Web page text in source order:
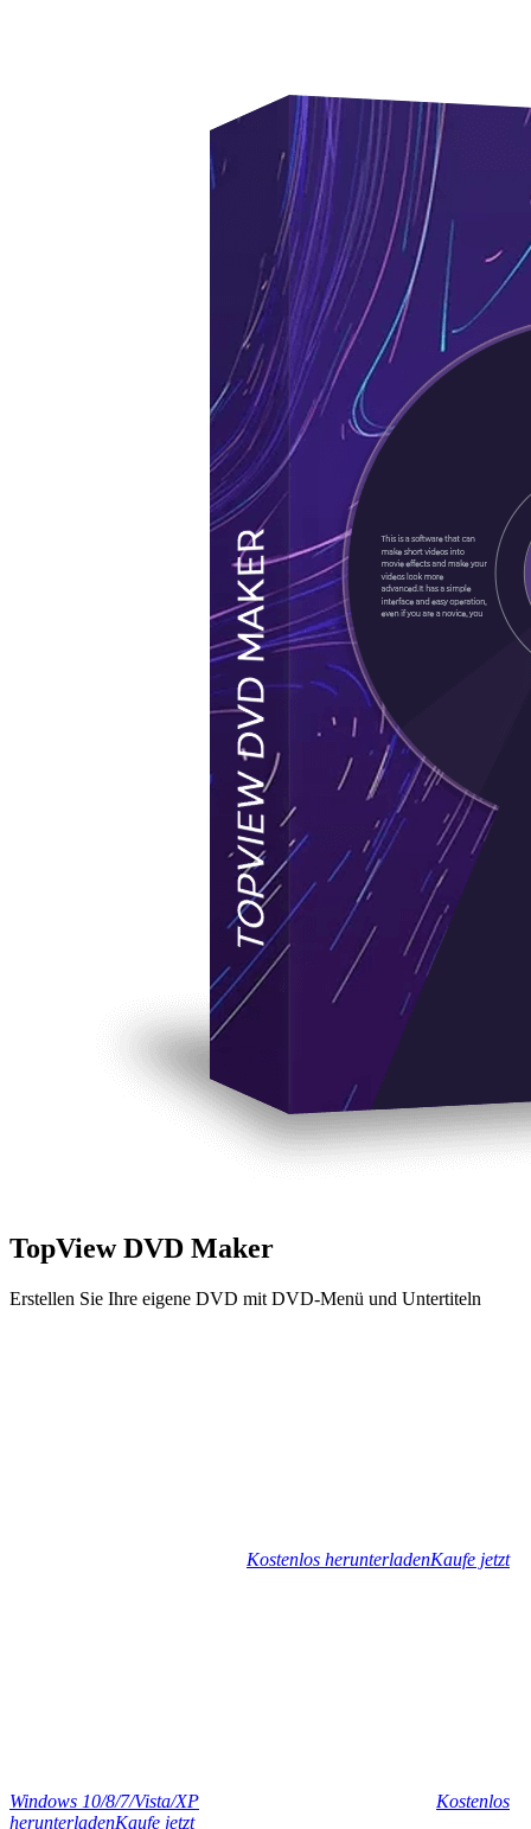
TopView DVD Maker
Erstellen Sie Ihre eigene DVD mit DVD-Menü und Untertiteln
Kostenlos herunterladenKaufe jetzt
Windows 10/8/7/Vista/XP
Kostenlos
herunterladenKaufe jetzt